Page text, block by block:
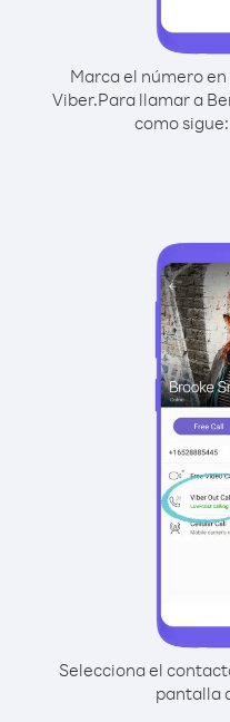
Marca el número
Viber.Para llamar a
como sigue:
Selecciona el
pantalla